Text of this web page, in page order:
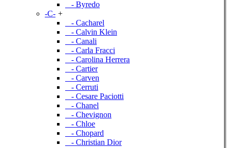
- Byredo
-C- +
- Cacharel
- Calvin Klein
- Canali
- Carla Fracci
- Carolina Herrera
- Cartier
- Carven
- Cerruti
- Cesare Paciotti
- Chanel
- Chevignon
- Chloe
- Chopard
- Christian Dior